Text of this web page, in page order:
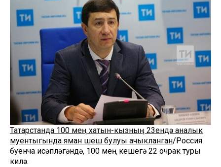
Татарстанда 100 мең хатын-кызның 23ендә аналык
муентыгында яман шеш булуы ачыкланган/Россия
буенча исәпләгәндә, 100 мең кешегә 22 очрак туры
килә.